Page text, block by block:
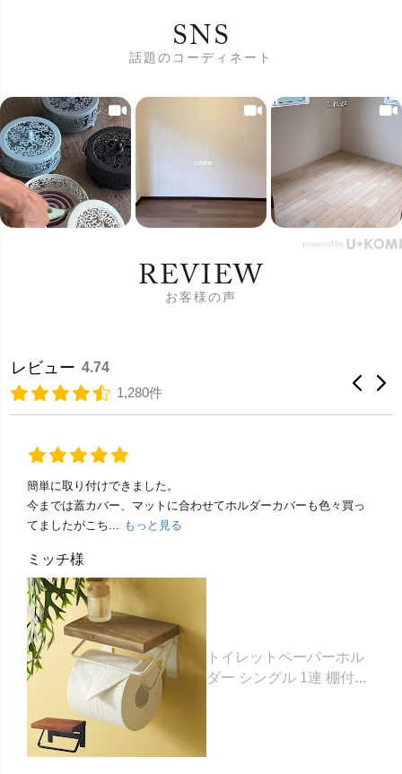
SNS
話題のコーディネート
REVIEW
お客様の声
レビュー 4.74
1,280件
簡単に取り付けできました。
今までは蓋カバー、マットに合わせてホルダーカバーも色々買っ
てましたがこち...
もっと見る
ミッチ様
トイレットペーパーホル
ダー シングル 1連 棚付き